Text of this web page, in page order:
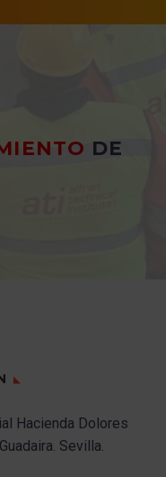
DE
Hacienda Dolores
Sevilla.